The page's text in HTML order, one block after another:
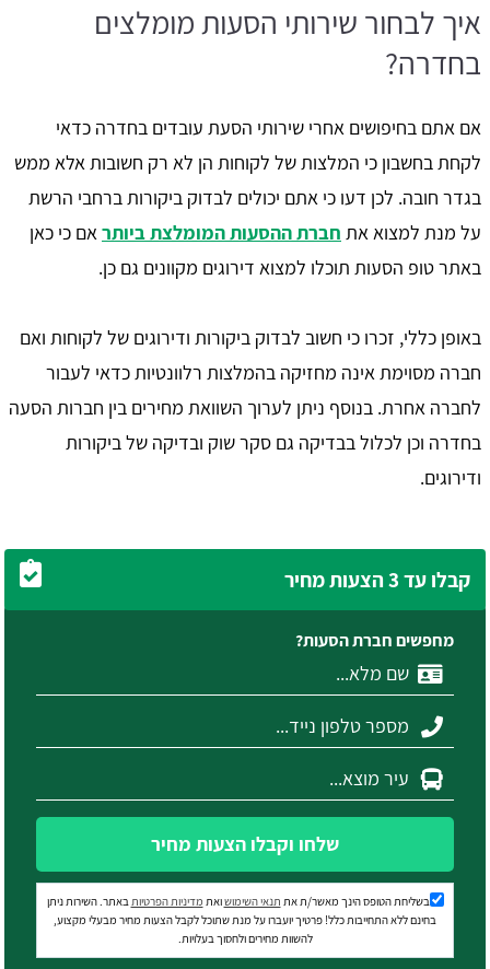
איך לבחור שירותי הסעות מומלצים
בחדרה?
אם אתם בחיפושים אחרי שירותי הסעת עובדים בחדרה כדאי
לקחת בחשבון כי המלצות של לקוחות הן לא רק חשובות אלא ממש
בגדר חובה. לכן דעו כי אתם יכולים לבדוק ביקורות ברחבי הרשת
על מנת למצוא את חברת ההסעות המומלצת ביותר אם כי כאן
באתר טופ הסעות תוכלו למצוא דירוגים מקוונים גם כן.
באופן כללי, זכרו כי חשוב לבדוק ביקורות ודירוגים של לקוחות ואם
חברה מסוימת אינה מחזיקה בהמלצות רלוונטיות כדאי לעבור
לחברה אחרת. בנוסף ניתן לערוך השוואת מחירים בין חברות הסעה
בחדרה וכן לכלול בבדיקה גם סקר שוק ובדיקה של ביקורות
ודירוגים.
קבלו עד 3 הצעות מחיר
מחפשים חברת הסעות?
שלחו וקבלו הצעות מחיר
בשליחת הטופס הינך מאשר/ת את תנאי השימושואת מדיניות הפרטיות באתר. השירות ניתן
בחינם ללא התחייבות כלל! פרטיך יועברו על מנת שתוכל לקבל הצעות מחיר מבעלי מקצוע,
להשוות מחירים ולחסוך בעלויות.